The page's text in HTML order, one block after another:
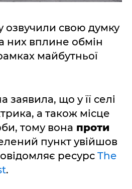
озвучили свою думку
них вплине обмін
майбутньої
заявила, що у її селі
а також місце
тому вона проти
пункт увійшов
ресурс The
.